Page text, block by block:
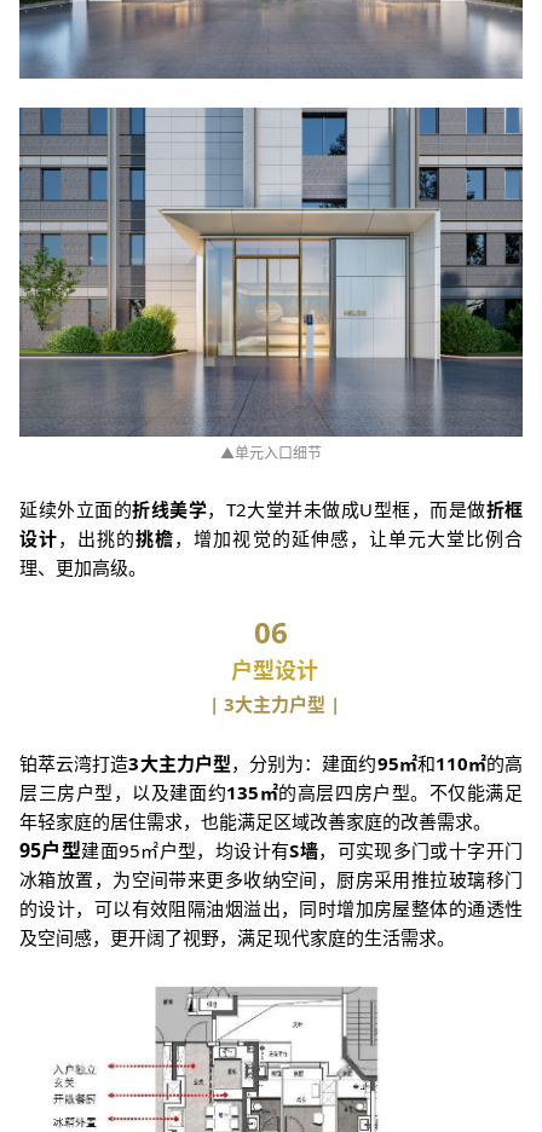
▲单元入口细节
延续外立面的折线美学，T2大堂并未做成U型框，而是做折框
设计，出挑的挑檐，增加视觉的延伸感，让单元大堂比例合
理、更加高级。
06
户型设计
| 3大主力户型 |
铂萃云湾打造3大主力户型，分别为：建面约95㎡和110㎡的高
层三房户型，以及建面约135㎡的高层四房户型。不仅能满足
年轻家庭的居住需求，也能满足区域改善家庭的改善需求。
95户型建面95㎡户型，均设计有S墙，可实现多门或十字开门
冰箱放置，为空间带来更多收纳空间，厨房采用推拉玻璃移门
的设计，可以有效阻隔油烟溢出，同时增加房屋整体的通透性
及空间感，更开阔了视野，满足现代家庭的生活需求。